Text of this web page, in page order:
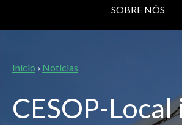
PRINCIPAL
SOBRE NÓS
topNavegação
Início › Notícias
CESOP-